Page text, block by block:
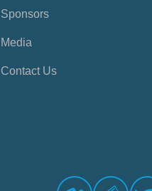
Sponsors
Media
Contact Us